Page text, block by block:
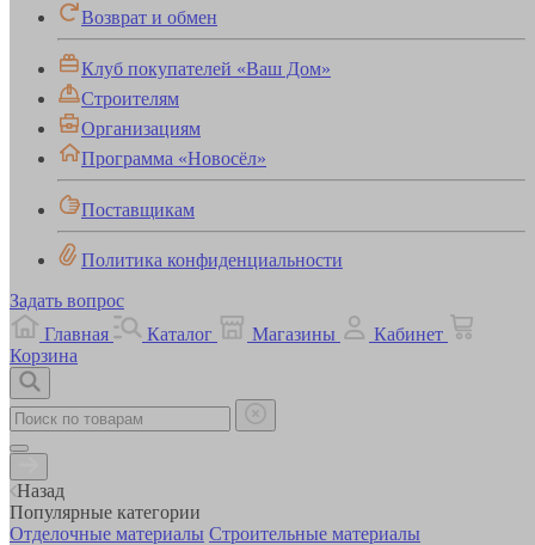
Возврат и обмен
Клуб покупателей «Ваш Дом»
Строителям
Организациям
Программа «Новосёл»
Поставщикам
Политика конфиденциальности
Задать вопрос
Главная
Каталог Магазины
Кабинет
Корзина
Назад
Популярные категории
Отделочные материалы Строительные материалы